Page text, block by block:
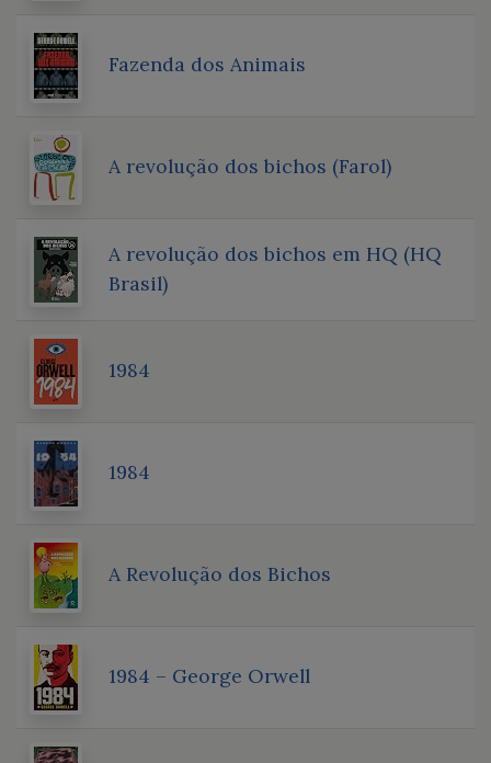
Fazenda dos Animais
A revolução dos bichos (Farol)
A revolução dos bichos em HQ (HQ
Brasil)
1984
1984
A Revolução dos Bichos
1984 – George Orwell